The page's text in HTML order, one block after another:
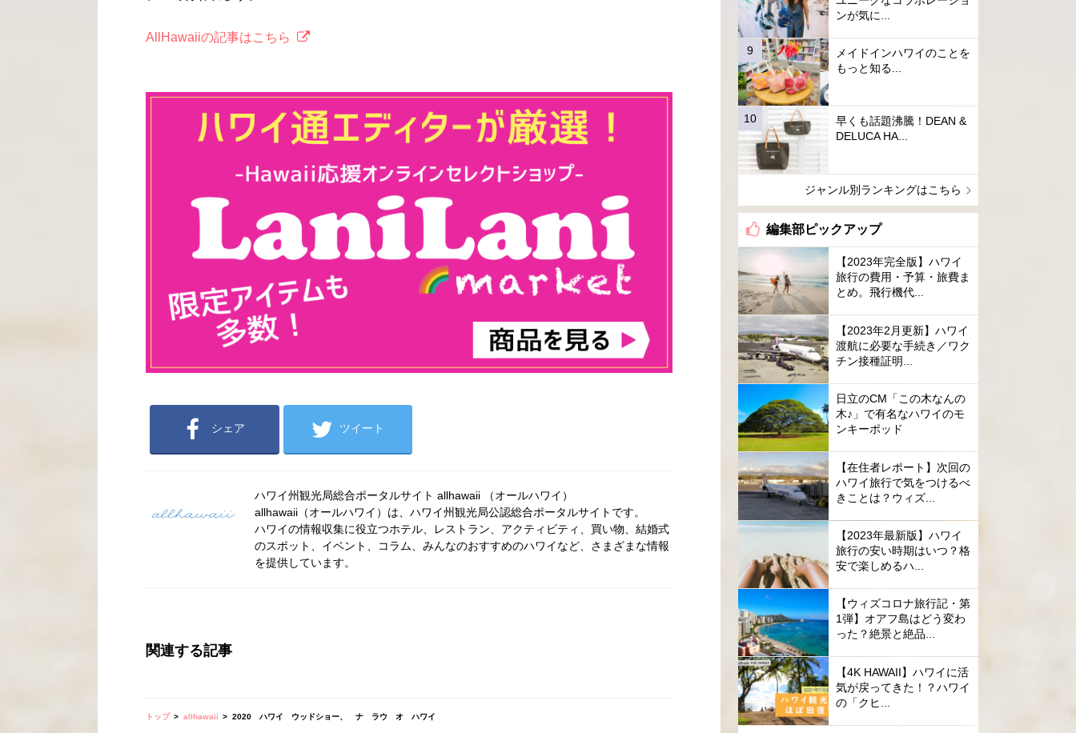
AllHawaiiの記事はこちら
シェア ツイート
ハワイ州観光局総合ポータルサイト allhawaii （オールハワイ）
allhawaii（オールハワイ）は、ハワイ州観光局公認総合ポータルサイトです。
ハワイの情報収集に役立つホテル、レストラン、アクティビティ、買い物、結婚式
のスポット、イベント、コラム、みんなのおすすめのハワイなど、さまざまな情報
を提供しています。
関連する記事
トップ allhawaii 2020 ハワイ ウッドショー、 ナ ラウ オ ハワイ
ンが気に...
メイドインハワイのことを
もっと知る...
早くも話題沸騰！DEAN &
DELUCA HA...
ジャンル別ランキングはこちら
編集部ピックアップ
【2023年完全版】ハワイ
旅行の費用・予算・旅費ま
とめ。飛行機代...
【2023年2月更新】ハワイ
渡航に必要な手続き／ワク
チン接種証明...
日立のCM「この木なんの
木♪」で有名なハワイのモ
ンキーポッド
【在住者レポート】次回の
ハワイ旅行で気をつけるべ
きことは？ウィズ...
【2023年最新版】ハワイ
旅行の安い時期はいつ？格
安で楽しめるハ...
【ウィズコロナ旅行記・第
1弾】オアフ島はどう変わ
った？絶景と絶品...
【4K HAWAII】ハワイに活
気が戻ってきた！？ハワイ
の「クヒ...